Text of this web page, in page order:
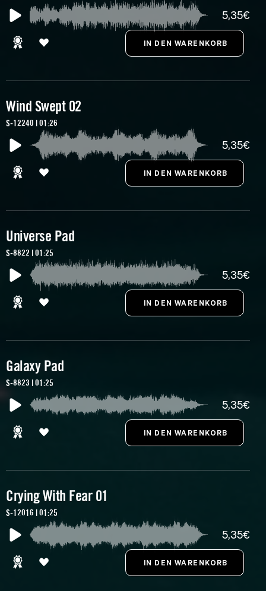
5,35€
Wind Swept 02
S-12240 | 01:26
5,35€
Universe Pad
S-8822 | 01:25
5,35€
Galaxy Pad
S-8823 | 01:25
5,35€
Crying With Fear 01
S-12016 | 01:25
5,35€